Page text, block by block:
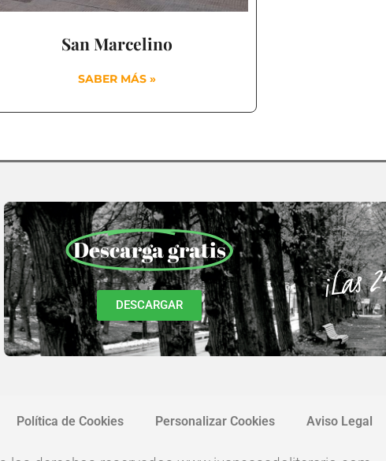
San Marcelino
SABER MÁS »
Descarga gratis
DESCARGAR ¡Las
Política de Cookies Personalizar Cookies Aviso Legal